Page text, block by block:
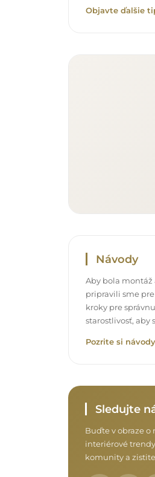
Objavte ďalšie
Návody
Aby bola montáž
pripravili sme
kroky pre
starostlivosť, aby
Pozrite si
Sledujte
Buďte v obraze o
interiérové
komunity a